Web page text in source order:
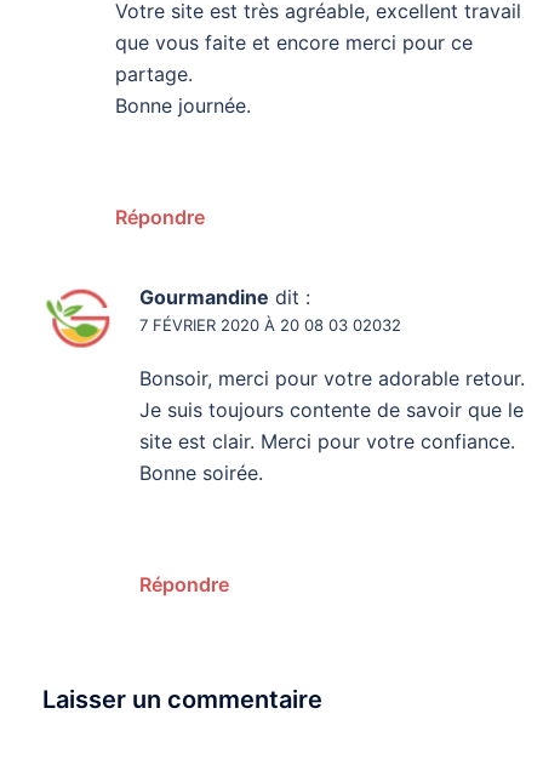
Votre site est très agréable, excellent travail
que vous faite et encore merci pour ce
partage.
Bonne journée.
Répondre
Gourmandine dit :
7 FÉVRIER 2020 À 20 08 03 02032
Bonsoir, merci pour votre adorable retour.
Je suis toujours contente de savoir que le
site est clair. Merci pour votre confiance.
Bonne soirée.
Répondre
Laisser un commentaire